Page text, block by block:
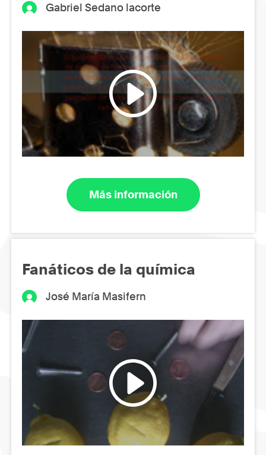
Gabriel Sedano lacorte
Más información
Fanáticos de la química
José María Masifern